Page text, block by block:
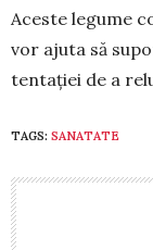
Aceste legume
vor ajuta să
tentației de a
TAGS: SANATATE